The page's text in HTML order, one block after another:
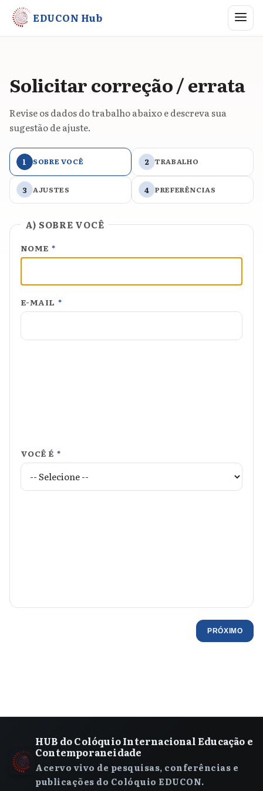
EDUCON Hub Abrir
Solicitar correção / errata
Revise os dados do trabalho abaixo e descreva sua
sugestão de ajuste.
1 SOBRE VOCÊ 2 TRABALHO
3 AJUSTES 4 PREFERÊNCIAS
A) SOBRE VOCÊ
NOME *
E-MAIL *
VOCÊ É *
PRÓXIMO
HUB do Colóquio Internacional Educação e
Contemporaneidade
Acervo vivo de pesquisas, conferências e
publicações do Colóquio EDUCON.